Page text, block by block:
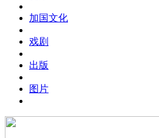
加国文化
戏剧
出版
图片